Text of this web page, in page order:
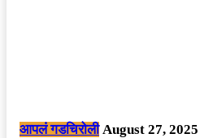
आपलं गडचिरोली August 27, 2025